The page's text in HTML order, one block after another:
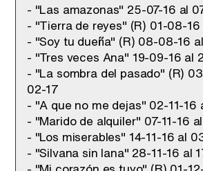
- "Las amazonas" 25-07-16 al
- "Tierra de reyes" (R) 01-08-16
- "Soy tu dueña" (R) 08-08-16
- "Tres veces Ana" 19-09-16 al
- "La sombra del pasado" (R)
02-17
- "A que no me dejas" 02-11-16
- "Marido de alquiler" 07-11-16
- "Los miserables" 14-11-16 al
- "Silvana sin lana" 28-11-16 al